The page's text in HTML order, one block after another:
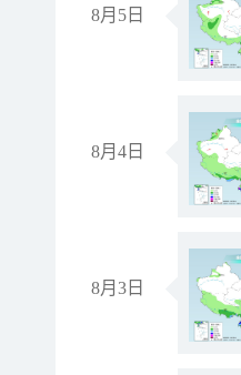
8月5日
8月4日
8月3日